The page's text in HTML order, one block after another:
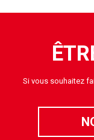
Si vous souhaitez